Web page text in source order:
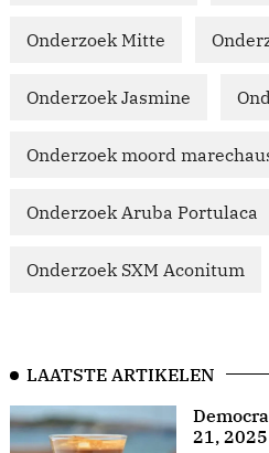
Onderzoek Mitte
Onderzoek Jasmine
Onderzoek moord
Onderzoek Aruba Portulaca
Onderzoek SXM Aconitum
LAATSTE ARTIKELEN
21, 2025